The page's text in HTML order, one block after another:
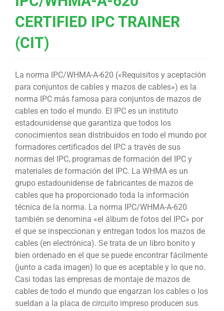
CERTIFIED IPC TRAINER
(CIT)
La norma IPC/WHMA-A-620 («Requisitos y aceptación
para conjuntos de cables y mazos de cables») es la
norma IPC más famosa para conjuntos de mazos de
cables en todo el mundo. El IPC es un instituto
estadounidense que garantiza que todos los
conocimientos sean distribuidos en todo el mundo por
formadores certificados del IPC a través de sus
normas del IPC, programas de formación del IPC y
materiales de formación del IPC. La WHMA es un
grupo estadounidense de fabricantes de mazos de
cables que ha proporcionado toda la información
técnica de la norma. La norma IPC/WHMA-A-620
también se denomina «el álbum de fotos del IPC» por
el que se inspeccionan y entregan todos los mazos de
cables (en electrónica). Se trata de un libro bonito y
bien ordenado en el que se puede encontrar fácilmente
(junto a cada imagen) lo que es aceptable y lo que no.
Casi todas las empresas de montaje de mazos de
cables de todo el mundo que engarzan los cables o los
sueldan a la placa de circuito impreso producen sus